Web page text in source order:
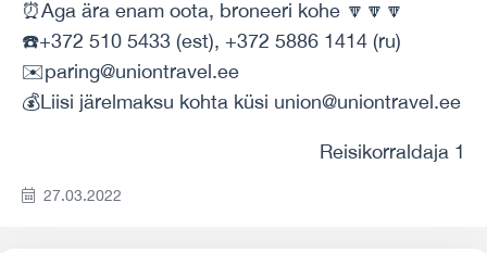
⏰Aga ära enam oota, broneeri kohe 🔽🔽🔽
☎️+372 510 5433 (est), +372 5886 1414 (ru)
✉️paring@uniontravel.ee
💰Liisi järelmaksu kohta küsi union@uniontravel.ee
Reisikorraldaja 1
27.03.2022